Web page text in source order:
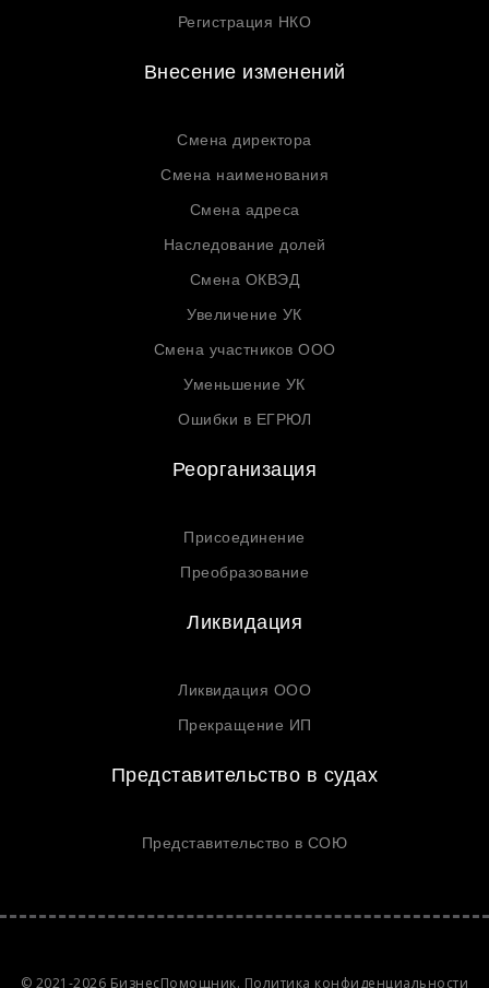
Регистрация НКО
Внесение изменений
Смена директора
Смена наименования
Смена адреса
Наследование долей
Смена ОКВЭД
Увеличение УК
Смена участников ООО
Уменьшение УК
Ошибки в ЕГРЮЛ
Реорганизация
Присоединение
Преобразование
Ликвидация
Ликвидация ООО
Прекращение ИП
Представительство в судах
Представительство в СОЮ
© 2021-2026 БизнесПомощник. Политика конфиденциальности